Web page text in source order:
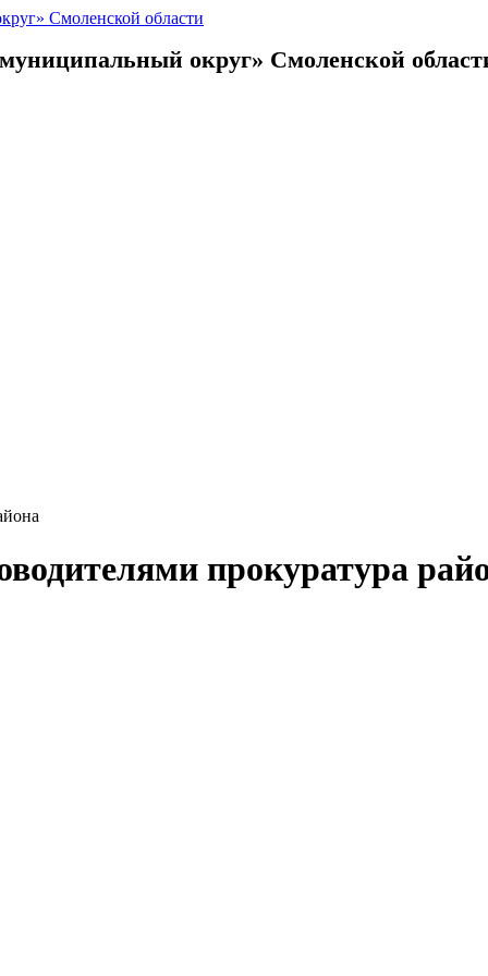
округ» Смоленской
прокуратура